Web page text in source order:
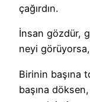
çağırdın.
İnsan gözdür,
neyi
Birinin başına
başına